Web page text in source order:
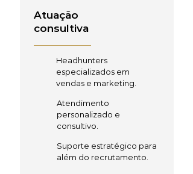
Atuação
consultiva
Headhunters
especializados em
vendas e marketing.
Atendimento
personalizado e
consultivo.
Suporte estratégico para
além do recrutamento.